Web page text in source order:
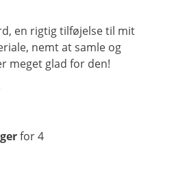
en rigtig tilføjelse til mit
nemt at samle og
meget glad for den!
for 4